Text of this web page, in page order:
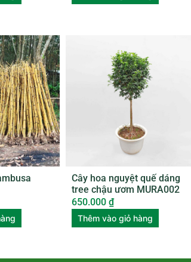
Cây hoa nguyệt quế dáng
tree chậu ươm MURA002
650.000 ₫
Thêm vào giỏ hàng